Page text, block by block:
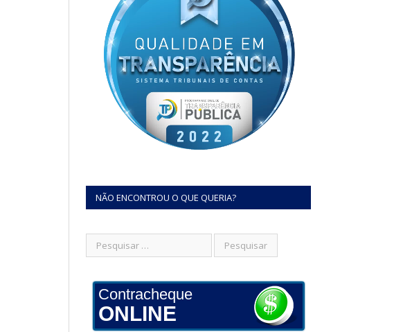
NÃO ENCONTROU O QUE QUERIA?
Contracheque
ONLINE